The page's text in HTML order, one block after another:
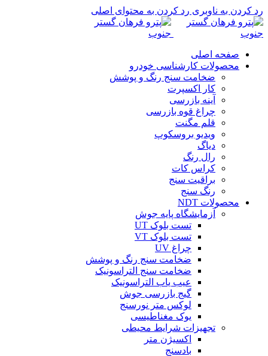
رد کردن به ناوبری رد کردن به محتوای اصلی
صفحه اصلی
محصولات کارشناسی خودرو
ضخامت سنج رنگ و پوشش
کار اکسپرت
آینه بازرسی
چراغ قوه بازرسی
قلم مگنت
ویدیو بروسکوپ
دیاگ
رال رنگ
کراس کات
براقیت سنج
رنگ سنج
محصولات NDT
آزمایشگاه پایه جوش
تست بلوک UT
تست بلوک VT
چراغ UV
ضخامت سنج رنگ و پوشش
ضخامت سنج التراسونیک
عیب یاب التراسونیک
گیج بازرسی جوش
لوکس متر نورسنج
یوک مغناطیسی
تجهیزات شرایط محیطی
اکسیژن متر
بادسنج